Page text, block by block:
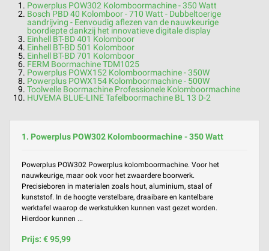
Powerplus POW302 Kolomboormachine - 350 Watt
Bosch PBD 40 Kolomboor - 710 Watt - Dubbeltoerige
aandrijving - Eenvoudig aflezen van de nauwkeurige
boordiepte dankzij het innovatieve digitale display
Einhell BT-BD 401 Kolomboor
Einhell BT-BD 501 Kolomboor
Einhell BT-BD 701 Kolomboor
FERM Boormachine TDM1025
Powerplus POWX152 Kolomboormachine - 350W
Powerplus POWX154 Kolomboormachine - 500W
Toolwelle Boormachine Professionele Kolomboormachine
HUVEMA BLUE-LINE Tafelboormachine BL 13 D-2
1. Powerplus POW302 Kolomboormachine - 350 Watt
Powerplus POW302 Powerplus kolomboormachine. Voor het
nauwkeurige, maar ook voor het zwaardere boorwerk.
Precisieboren in materialen zoals hout, aluminium, staal of
kunststof. In de hoogte verstelbare, draaibare en kantelbare
werktafel waarop de werkstukken kunnen vast gezet worden.
Hierdoor kunnen ...
Prijs: € 95,99